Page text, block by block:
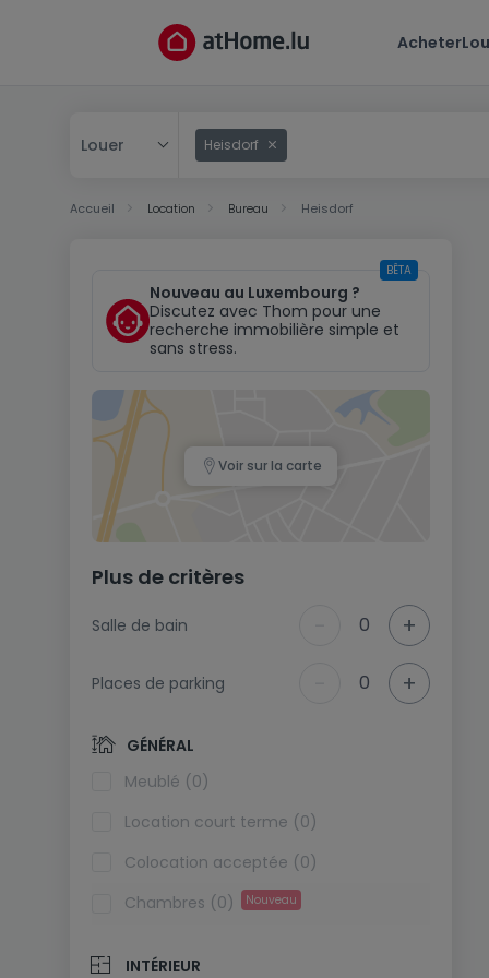
Acheter
Louer Heisdorf
Accueil Location Bureau Heisdorf
Nouveau au Luxembourg ?
Discutez avec Thom pour une
recherche immobilière simple et
sans stress.
BÊTA
Voir sur la carte
Plus de critères
Salle de bain 0 +
Places de parking 0 +
GÉNÉRAL
Meublé (0)
Location court terme (0)
Colocation acceptée (0)
Chambres (0)
Nouveau
INTÉRIEUR